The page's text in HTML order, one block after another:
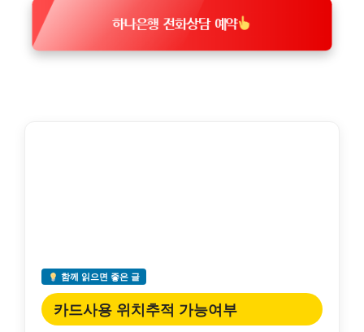
하나은행 전화상담 예약
함께 읽으면 좋은 글
카드사용 위치추적 가능여부